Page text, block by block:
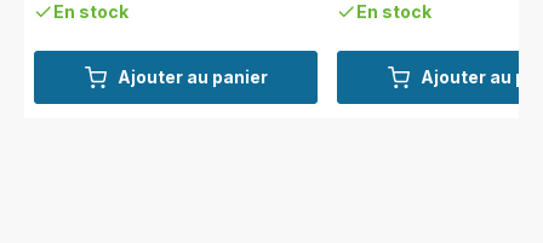
Ajouter au panier
En stock
Ajouter au
En stock